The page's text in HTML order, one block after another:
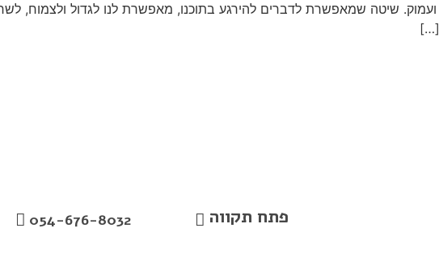
ועמוק. שיטה שמאפשרת לדברים להירגע בתוכנו, מאפשרת לנו לגדול
[…]
פתח תקווה 054-676-8032